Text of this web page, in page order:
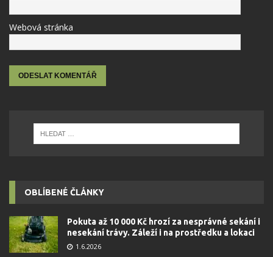
Webová stránka
OBLÍBENÉ ČLÁNKY
Pokuta až 10 000 Kč hrozí za nesprávné sekání i
nesekání trávy. Záleží i na prostředku a lokaci
1.6.2026